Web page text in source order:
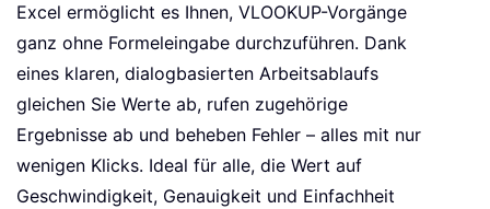
Excel ermöglicht es Ihnen, VLOOKUP-Vorgänge
ganz ohne Formeleingabe durchzuführen. Dank
eines klaren, dialogbasierten Arbeitsablaufs
gleichen Sie Werte ab, rufen zugehörige
Ergebnisse ab und beheben Fehler – alles mit nur
wenigen Klicks. Ideal für alle, die Wert auf
Geschwindigkeit, Genauigkeit und Einfachheit